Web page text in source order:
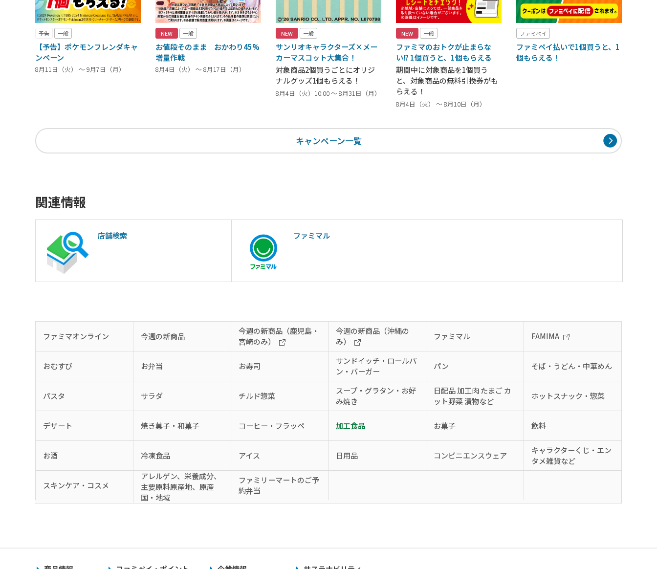
予告 一般
【予告】ポケモンフレンダキャ
ンペーン
8月11日（火） ～ 9月7日（月）
NEW 一般
お値段そのまま おかわり45%
増量作戦
8月4日（火） ～ 8月17日（月）
NEW 一般
サンリオキャラクターズ×メー
カーマスコット大集合！
対象商品2個買うごとにオリジ
ナルグッズ1個もらえる！
8月4日（火）10:00 ～ 8月31日（月）
NEW 一般
ファミマのおトクが止まらな
い!? 1個買うと、1個もらえる
期間中に対象商品を1個買う
と、対象商品の無料引換券がも
らえる！
8月4日（火） ～ 8月10日（月）
ファミペイ
ファミペイ払いで1個買うと、1
個もらえる！
キャンペーン一覧
関連情報
店舗検索 ファミマル
ファミマオンライン 今週の新商品
今週の新商品（鹿児島・
宮崎のみ）
今週の新商品（沖縄の
み）
ファミマル FAMIMA
おむすび お弁当 お寿司
サンドイッチ・ロールパ
ン・バーガー
パン そば・うどん・中華めん
パスタ サラダ チルド惣菜
スープ・グラタン・お好
み焼き
日配品 加工肉 たまご カ
ット野菜 漬物など
ホットスナック・惣菜
デザート 焼き菓子・和菓子 コーヒー・フラッペ 加工食品 お菓子 飲料
お酒 冷凍食品 アイス 日用品 コンビニエンスウェア
キャラクターくじ・エン
タメ雑貨など
スキンケア・コスメ
アレルゲン、栄養成分、
主要原料原産地、原産
国・地域
ファミリーマートのご予
約弁当